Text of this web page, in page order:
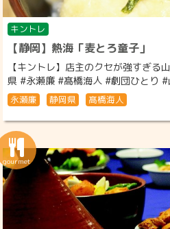
キントレ
【静岡】熱海「麦とろ童子」
【キントレ】店主のクセが強すぎる
県 #永瀬廉 #髙橋海人 #劇団ひとり
永瀬廉 静岡県 髙橋海人